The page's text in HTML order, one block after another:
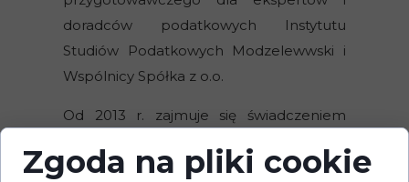
doradców podatkowych Instytutu
Studiów Podatkowych Modzelewwski i
Wspólnicy Spółka z o.o.
Od 2013 r. zajmuje się świadczeniem
prowadzi indywidualną praktykę
Zgoda na pliki cookie